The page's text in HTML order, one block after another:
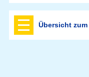
Übersicht